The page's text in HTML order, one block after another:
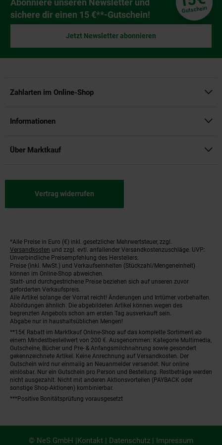
sichere dir einen 15 €**-Gutschein!
Gutschein
Jetzt Newsletter abonnieren
Zahlarten im Online-Shop
Informationen
Über Marktkauf
Vertrag widerrufen
Fußnoten
*Alle Preise in Euro (€) inkl. gesetzlicher Mehrwertsteuer, zzgl.
Versandkosten und zzgl. evtl. anfallender Versandkostenzuschläge. UVP:
Unverbindliche Preisempfehlung des Herstellers.
Preise (inkl. MwSt.) und Verkaufseinheiten (Stückzahl/Mengeneinheit)
können im Online-Shop abweichen.
Statt- und durchgestrichene Preise beziehen sich auf unseren zuvor
geforderten Verkaufspreis.
Alle Artikel solange der Vorrat reicht! Änderungen und Irrtümer vorbehalten.
Abbildungen ähnlich. Die abgebildeten Artikel können wegen des
begrenzten Angebots schon am ersten Tag ausverkauft sein.
Abgabe nur in haushaltsüblichen Mengen!
**15€ Rabatt im Marktkauf Online-Shop auf das komplette Sortiment ab
einem Mindestbestellwert von 200 €. Ausgenommen: Kategorie Multimedia,
Gutscheine, Bücher und Pre- & Anfangsmilchnahrung sowie gesondert
gekennzeichnete Artikel. Keine Anrechnung auf Versandkosten. Der
Gutschein wird nur einmalig an Neuanmelder versendet. Nur online
einlösbar. Nur ein Gutschein pro Person und Bestellung. Restbeträge werden
nicht ausgezahlt. Nicht mit anderen Aktionsvorteilen (PAYBACK oder
sonstige Shop-Aktionen) kombinierbar.
***Positive Bonitätsprüfung vorausgesetzt
© NeS GmbH |Kontakt | Datenschutz | Impressum